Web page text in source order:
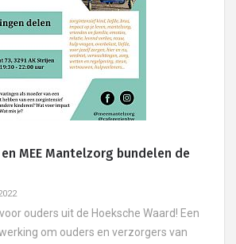
en MEE Mantelzorg bundelen de
ouders uit de Hoeksche Waard! Een
om ouders en verzorgers van